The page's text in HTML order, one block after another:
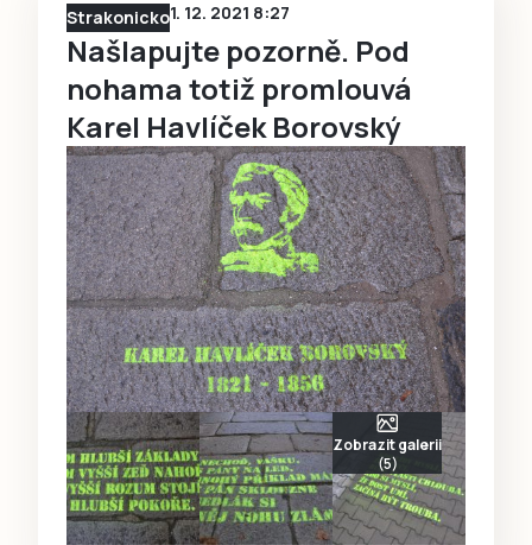
Strakonicko1. 12. 2021 8:27
Našlapujte pozorně. Pod
nohama totiž promlouvá
Karel Havlíček Borovský
Zobrazit galerii
(5)